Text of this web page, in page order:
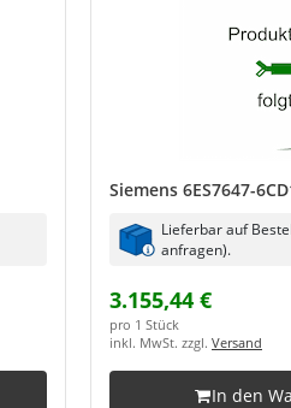
Siemens 6ES7647-
Lieferbar auf
anfragen).
3.155,44 €
pro 1 Stück
inkl. MwSt. zzgl. Versand
In den